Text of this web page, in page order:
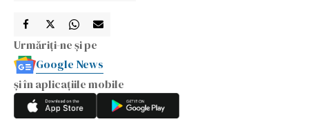
Urmăriți-ne și pe
Google News
și în aplicațiile mobile